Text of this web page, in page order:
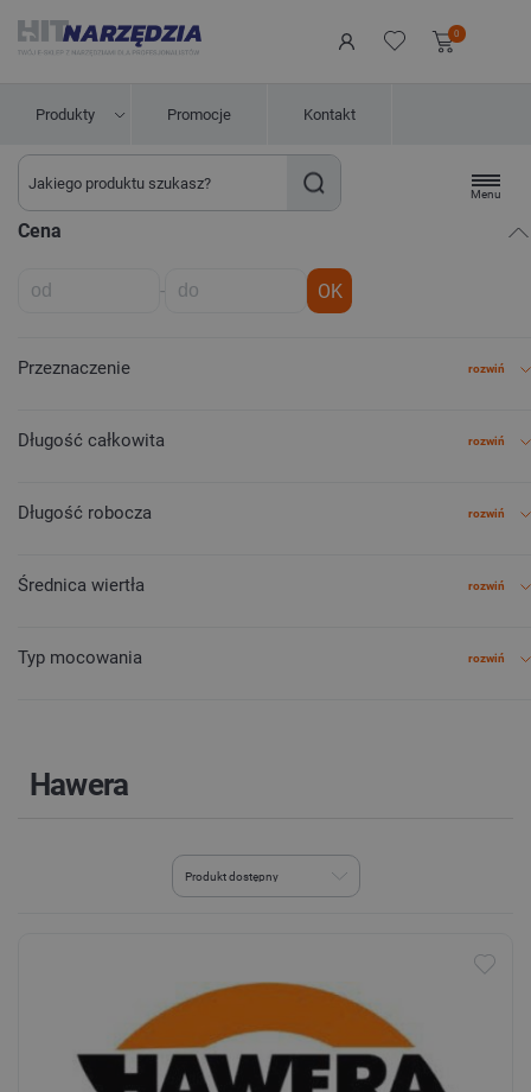
0
Produkty Promocje Kontakt
Menu
Cena
- OK
Przeznaczenie rozwiń
Długość całkowita rozwiń
Długość robocza rozwiń
Średnica wiertła rozwiń
Typ mocowania rozwiń
Hawera